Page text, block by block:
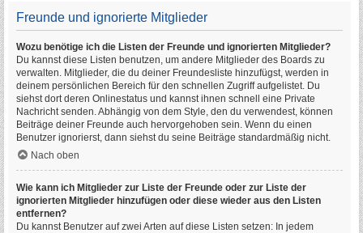
Freunde und ignorierte Mitglieder
Wozu benötige ich die Listen der Freunde und ignorierten Mitglieder?
Du kannst diese Listen benutzen, um andere Mitglieder des Boards zu
verwalten. Mitglieder, die du deiner Freundesliste hinzufügst, werden in
deinem persönlichen Bereich für den schnellen Zugriff aufgelistet. Du
siehst dort deren Onlinestatus und kannst ihnen schnell eine Private
Nachricht senden. Abhängig von dem Style, den du verwendest, können
Beiträge deiner Freunde auch hervorgehoben sein. Wenn du einen
Benutzer ignorierst, dann siehst du seine Beiträge standardmäßig nicht.
Nach oben
Wie kann ich Mitglieder zur Liste der Freunde oder zur Liste der
ignorierten Mitglieder hinzufügen oder diese wieder aus den Listen
entfernen?
Du kannst Benutzer auf zwei Arten auf diese Listen setzen: In jedem